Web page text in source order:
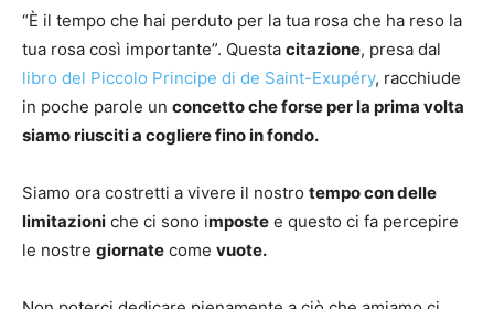
“È il tempo che hai perduto per la tua rosa che ha reso la
tua rosa così importante”. Questa citazione, presa dal
libro del Piccolo Principe di de Saint-Exupéry, racchiude
in poche parole un concetto che forse per la prima volta
siamo riusciti a cogliere fino in fondo.
Siamo ora costretti a vivere il nostro tempo con delle
limitazioni che ci sono imposte e questo ci fa percepire
le nostre giornate come vuote.